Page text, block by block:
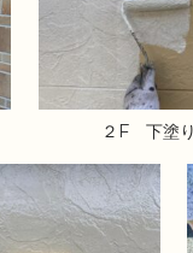
２F 下塗り